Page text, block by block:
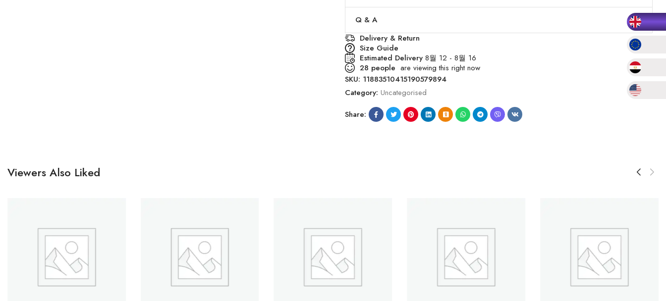
Q & A
Delivery & Return
Size Guide
Estimated Delivery 8월 12 - 8월 16
28 people are viewing this right now
SKU: 11883510415190579894
Category: Uncategorised
Share:
Viewers Also Liked